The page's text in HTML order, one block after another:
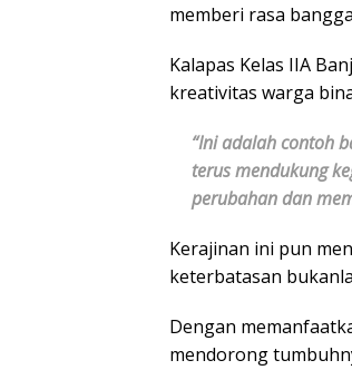
memberi rasa
Kalapas Kelas IIA
kreativitas warga
“Ini adalah contoh
terus mendukung
perubahan dan
Kerajinan ini pun
keterbatasan
Dengan
mendorong